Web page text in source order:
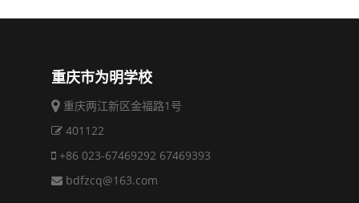
重庆市为明学校
重庆两江新区金福路1号
401122
+86 023-67469292 67469393
bdfzcq@163.com